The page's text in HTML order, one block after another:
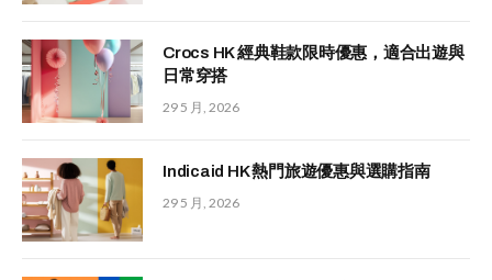
Crocs HK 經典鞋款限時優惠，適合出遊與
日常穿搭
29 5 月, 2026
Indicaid HK 熱門旅遊優惠與選購指南
29 5 月, 2026